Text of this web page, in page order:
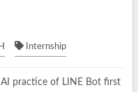
Internship
AI practice of LINE Bot first